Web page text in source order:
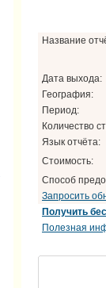
Название
Дата выхода:
География:
Период:
Количество
Язык отчёта:
Стоимость:
Способ
Запросить
Получить
Полезная